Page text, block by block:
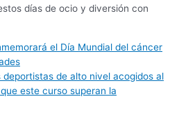
días de ocio y diversión con
el Día Mundial del cáncer
deportistas de alto nivel acogidos al
este curso superan la